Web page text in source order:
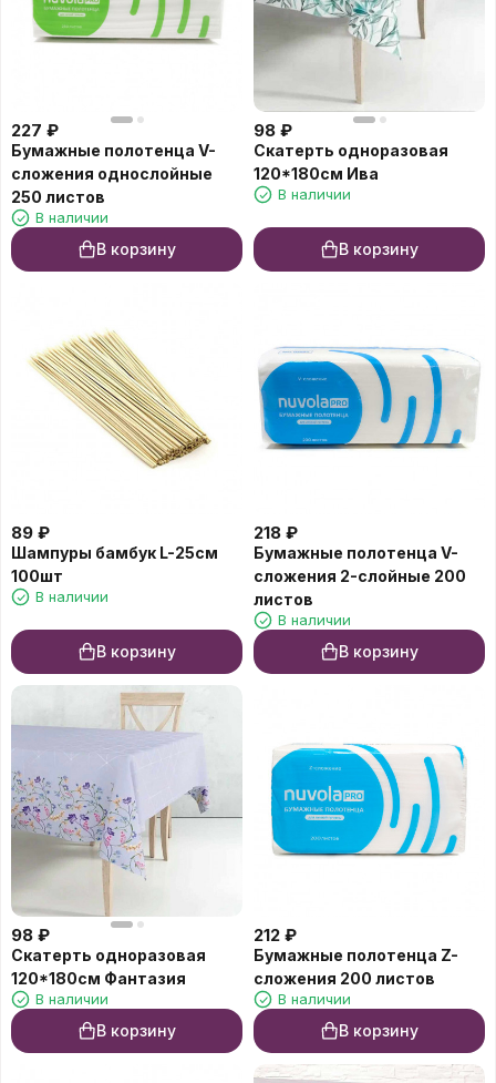
227 ₽
Бумажные полотенца V-
cложения однослойные
250 листов
В наличии
В корзину
98 ₽
Скатерть одноразовая
120*180см Ива
В наличии
В корзину
89 ₽
Шампуры бамбук L-25см
100шт
В наличии
В корзину
218 ₽
Бумажные полотенца V-
cложения 2-слойные 200
листов
В наличии
В корзину
98 ₽
Скатерть одноразовая
120*180см Фантазия
В наличии
В корзину
212 ₽
Бумажные полотенца Z-
cложения 200 листов
В наличии
В корзину